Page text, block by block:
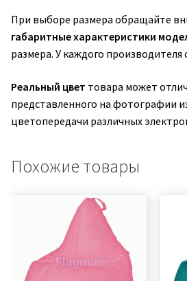
При выборе размера обращайте
габаритные характеристики
размера. У каждого
Реальный цвет товара может
представленного на фотографии
цветопередачи различных
Похожие товары